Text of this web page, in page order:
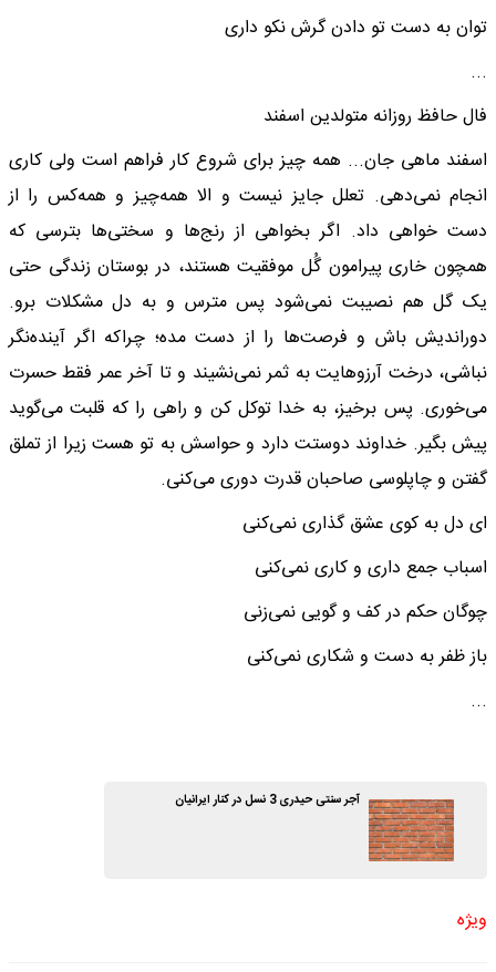
توان به دست تو دادن گرش نکو داری
...
فال حافظ روزانه متولدین اسفند
اسفند ماهی جان... همه چیز برای شروع کار فراهم است ولی کاری
انجام نمی‌دهی. تعلل جایز نیست و الا همه‌چیز و همه‌کس را از
دست خواهی داد. اگر بخواهی از رنج‌ها و سختی‌ها بترسی که
همچون خاری پیرامون گُل موفقیت هستند، در بوستان زندگی حتی
یک گل هم نصیبت نمی‌شود پس مترس و به دل مشکلات برو.
دوراندیش باش و فرصت‌ها را از دست مده؛ چراکه اگر آینده‌نگر
نباشی، درخت آرزوهایت به ثمر نمی‌نشیند و تا آخر عمر فقط حسرت
می‌خوری. پس برخیز، به خدا توکل کن و راهی را که قلبت می‌گوید
پیش بگیر. خداوند دوستت دارد و حواسش به تو هست زیرا از تملق
گفتن و چاپلوسی صاحبان قدرت دوری می‌کنی.
ای دل به کوی عشق گذاری نمی‌کنی
اسباب جمع داری و کاری نمی‌کنی
چوگان حکم در کف و گویی نمی‌زنی
باز ظفر به دست و شکاری نمی‌کنی
...
آجر سنتی حیدری 3 نسل در کنار ایرانیان
ویژه